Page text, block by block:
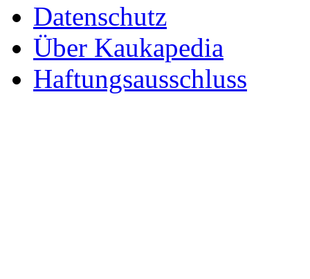
Datenschutz
Über Kaukapedia
Haftungsausschluss